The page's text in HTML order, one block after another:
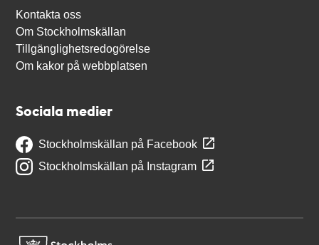
Kontakta oss
Om Stockholmskällan
Tillgänglighetsredogörelse
Om kakor på webbplatsen
Sociala medier
Stockholmskällan på Facebook
Stockholmskällan på Instagram